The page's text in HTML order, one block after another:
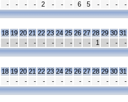
- - - - 2 - - - 6 5 - - - -
18 19 20 21 22 23 24 25 26 27 28 29 30 31
- - - - - - - - - - 1 - - -
18 19 20 21 22 23 24 25 26 27 28 29 30 31
- - - - - - - - - - - - - -